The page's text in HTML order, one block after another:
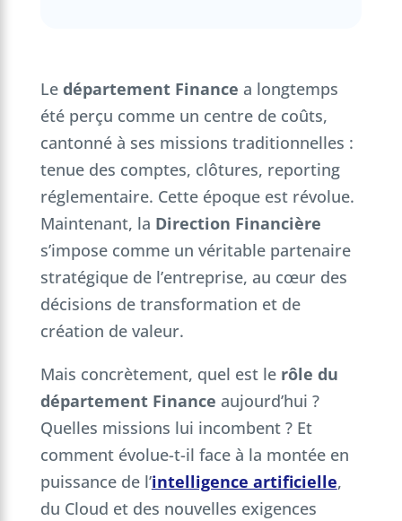
Le département Finance a longtemps
été perçu comme un centre de coûts,
cantonné à ses missions traditionnelles :
tenue des comptes, clôtures, reporting
réglementaire. Cette époque est révolue.
Maintenant, la Direction Financière
s’impose comme un véritable partenaire
stratégique de l’entreprise, au cœur des
décisions de transformation et de
création de valeur.
Mais concrètement, quel est le rôle du
département Finance aujourd’hui ?
Quelles missions lui incombent ? Et
comment évolue-t-il face à la montée en
puissance de l’intelligence artificielle,
du Cloud et des nouvelles exigences